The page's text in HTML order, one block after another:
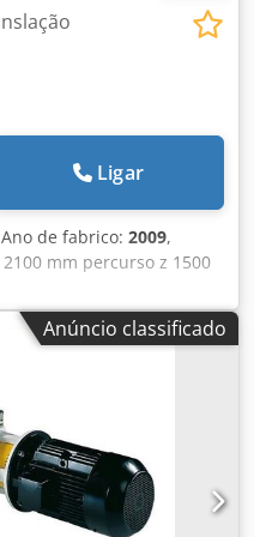
Ligar
de fabrico: 2009,
mm percurso z 1500
Avanço 2- 20 m/min
Dimensões da mesa -
da mesa - transversal
aprox. 15 x 7 x 4,6
muito bom estado.
fixação: 5'000.-€ # Cubo
e bancada de
CNC: HEIDENHAIN
- Porta-
Anúncio classificado